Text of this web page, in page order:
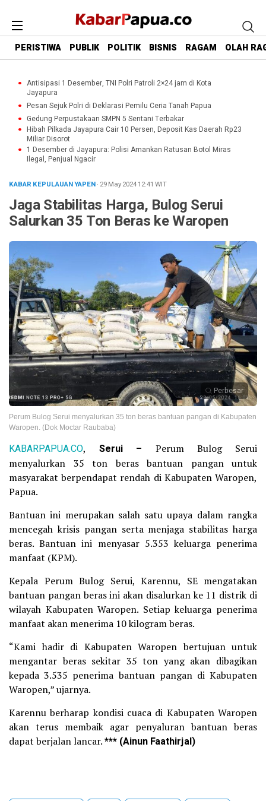
PERISTIWA PUBLIK POLITIK BISNIS RAGAM OLAH
Antisipasi 1 Desember, TNI Polri Patroli 2×24 jam di Kota
Jayapura
Pesan Sejuk Polri di Deklarasi Pemilu Ceria Tanah Papua
Gedung Perpustakaan SMPN 5 Sentani Terbakar
Hibah Pilkada Jayapura Cair 10 Persen, Deposit Kas Daerah Rp23
Miliar Disorot
1 Desember di Jayapura: Polisi Amankan Ratusan Botol Miras
Ilegal, Penjual Ngacir
KABAR KEPULAUAN YAPEN· 29 May 202412:41 WIT
Jaga Stabilitas Harga, Bulog Serui
Salurkan 35 Ton Beras ke Waropen
Perbesar
Perum Bulog Serui menyalurkan 35 ton beras bantuan pangan di Kabupaten
Waropen. (Dok Moctar Raubaba)
KABARPAPUA.CO, Serui – Perum Bulog Serui
menyalurkan 35 ton beras bantuan pangan untuk
masyarakat berpendapat rendah di Kabupaten Waropen,
Papua.
Bantuan ini merupakan salah satu upaya dalam rangka
mencegah krisis pangan serta menjaga stabilitas harga
beras. Bantuan ini menyasar 5.353 keluarga penerima
manfaat (KPM).
Kepala Perum Bulog Serui, Karennu, SE mengatakan
bantuan pangan beras ini akan disalurkan ke 11 distrik di
wilayah Kabupaten Waropen. Setiap keluarga penerima
manfaat akan menerima 10 kilogram beras.
“Kami hadir di Kabupaten Waropen bertujuan untuk
mengantar beras sekitar 35 ton yang akan dibagikan
kepada 3.535 penerima bantuan pangan di Kabupaten
Waropen,” ujarnya.
Karennu berharap kondisi cuaca di Kabupaten Waropen
akan terus membaik agar penyaluran bantuan beras
dapat berjalan lancar.*** (Ainun Faathirjal)